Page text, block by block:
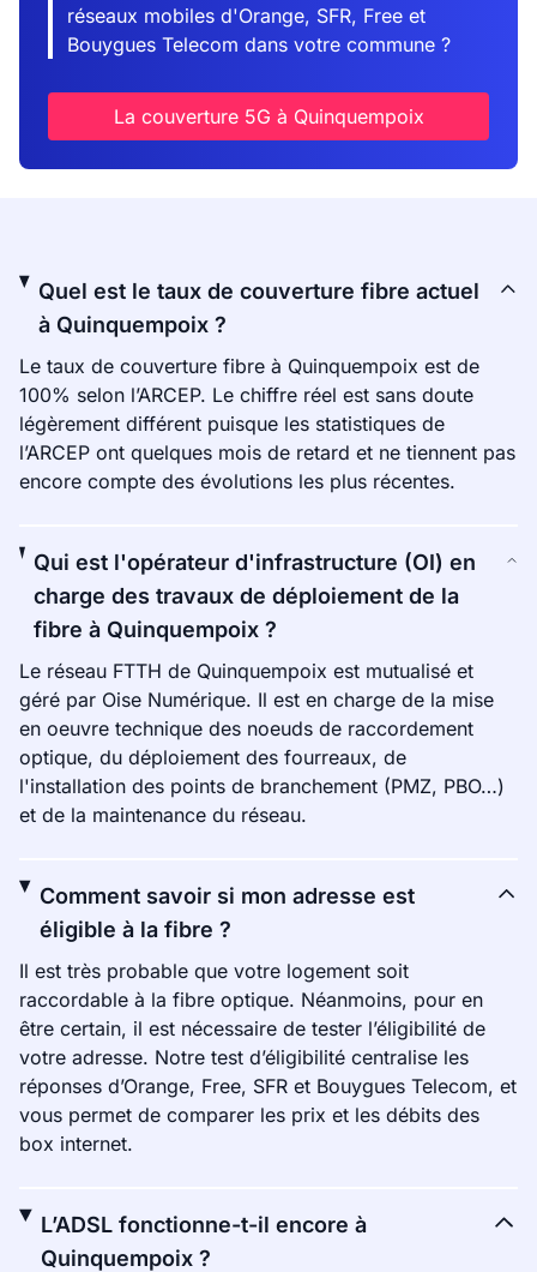
réseaux mobiles d'Orange, SFR, Free et
Bouygues Telecom dans votre commune ?
La couverture 5G à Quinquempoix
Quel est le taux de couverture fibre actuel
à Quinquempoix ?
Le taux de couverture fibre à Quinquempoix est de
100% selon l’ARCEP. Le chiffre réel est sans doute
légèrement différent puisque les statistiques de
l’ARCEP ont quelques mois de retard et ne tiennent pas
encore compte des évolutions les plus récentes.
Qui est l'opérateur d'infrastructure (OI) en
charge des travaux de déploiement de la
fibre à Quinquempoix ?
Le réseau FTTH de Quinquempoix est mutualisé et
géré par Oise Numérique. Il est en charge de la mise
en oeuvre technique des noeuds de raccordement
optique, du déploiement des fourreaux, de
l'installation des points de branchement (PMZ, PBO…)
et de la maintenance du réseau.
Comment savoir si mon adresse est
éligible à la fibre ?
Il est très probable que votre logement soit
raccordable à la fibre optique. Néanmoins, pour en
être certain, il est nécessaire de tester l’éligibilité de
votre adresse. Notre test d’éligibilité centralise les
réponses d’Orange, Free, SFR et Bouygues Telecom, et
vous permet de comparer les prix et les débits des
box internet.
L’ADSL fonctionne-t-il encore à
Quinquempoix ?